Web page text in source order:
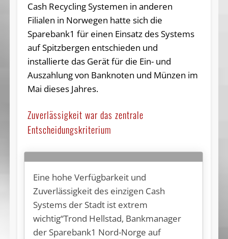
Cash Recycling Systemen in anderen
Filialen in Norwegen hatte sich die
Sparebank1 für einen Einsatz des Systems
auf Spitzbergen entschieden und
installierte das Gerät für die Ein- und
Auszahlung von Banknoten und Münzen im
Mai dieses Jahres.
Zuverlässigkeit war das zentrale
Entscheidungskriterium
Eine hohe Verfügbarkeit und
Zuverlässigkeit des einzigen Cash
Systems der Stadt ist extrem
wichtig“Trond Hellstad, Bankmanager
der Sparebank1 Nord-Norge auf